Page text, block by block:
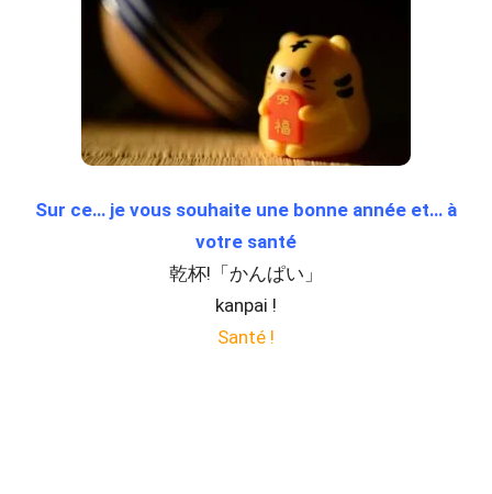
Sur ce… je vous souhaite une bonne année et… à
votre santé
乾杯!「かんぱい」
kanpai !
Santé !